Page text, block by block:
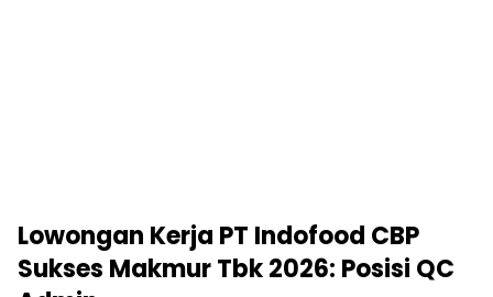
Lowongan Kerja PT Indofood CBP
Sukses Makmur Tbk 2026: Posisi QC